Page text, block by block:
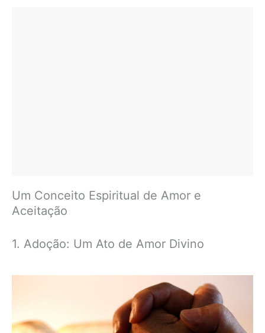
Um Conceito Espiritual de Amor e
Aceitação
1. Adoção: Um Ato de Amor Divino